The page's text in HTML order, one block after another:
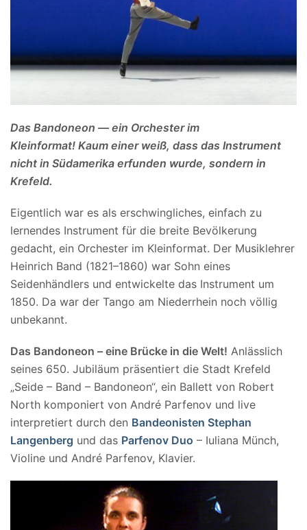
Das Bandoneon — ein Orchester im
Kleinformat! Kaum einer weiß, dass das Instrument
nicht in Südamerika erfunden wurde, sondern in
Krefeld.
Eigentlich war es als erschwingliches, einfach zu
lernendes Instrument für die breite Bevölkerung
gedacht, ein Orchester im Kleinformat. Der Musiklehrer
Heinrich Band (1821–1860) war Sohn eines
Seidenhändlers und entwickelte das Instrument um
1850. Da war der Tango am Niederrhein noch völlig
unbekannt.
Das Bandoneon – eine Brücke in die Welt! Anlässlich
seines 650. Jubiläum präsentiert die Stadt Krefeld
„Seide – Band – Bandoneon“, ein Ballett von Robert
North komponiert von André Parfenov und live
interpretiert durch den Bandeonisten Stephan
Langenberg und das Parfenov Duo – Iuliana Münch,
Violine und André Parfenov, Klavier.